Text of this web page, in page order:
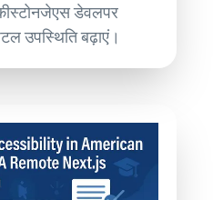
डेवलपर
उपस्थिति बढ़ाएं।